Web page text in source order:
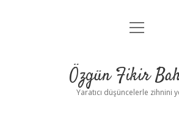
Anasayfa
Yasal Uyarı
menüyü
Özgün Fikir
Yaratıcı düşüncelerle zihnini